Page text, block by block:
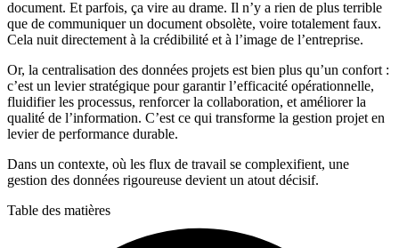
document. Et parfois, ça vire au drame. Il n’y a rien de plus terrible
que de communiquer un document obsolète, voire totalement faux.
Cela nuit directement à la crédibilité et à l’image de l’entreprise.
Or, la centralisation des données projets est bien plus qu’un confort :
c’est un levier stratégique pour garantir l’efficacité opérationnelle,
fluidifier les processus, renforcer la collaboration, et améliorer la
qualité de l’information. C’est ce qui transforme la gestion projet en
levier de performance durable.
Dans un contexte, où les flux de travail se complexifient, une
gestion des données rigoureuse devient un atout décisif.
Table des matières